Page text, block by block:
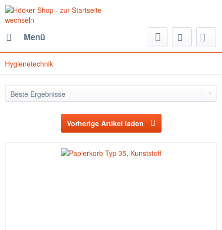
Menü
Hygienetechnik
Vorherige Artikel laden